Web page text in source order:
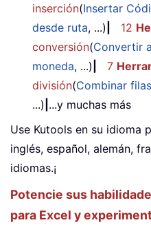
inserción(Insertar
desde ruta, ...) 12
conversión(Convertir
moneda, ...) 7
división(Combinar
...) ...y muchas más
Use Kutools en su idioma
inglés, español, alemán,
idiomas.¡
Potencie sus
para Excel y